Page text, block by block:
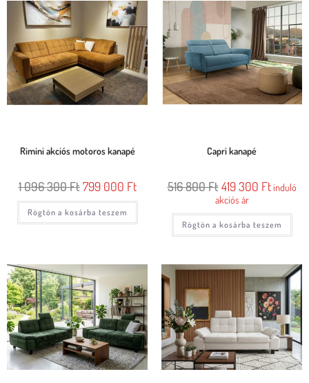
Rimini akciós motoros kanapé
1 096 300Ft 799 000 Ft
Rögtön a kosárba teszem
Capri kanapé
516 800Ft 419 300 Ftinduló
akciós ár
Rögtön a kosárba teszem